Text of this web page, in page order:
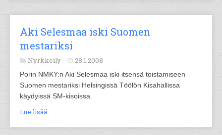
Aki Selesmaa iski Suomen
mestariksi
Nyrkkeily 28.1.2008
Porin NMKY:n Aki Selesmaa iski itsensä toistamiseen
Suomen mestariksi Helsingissä Töölön Kisahallissa
käydyissä SM-kisoissa.
Lue lisää